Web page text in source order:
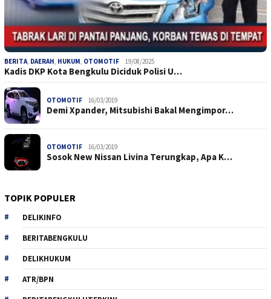
BERITA, DAERAH, HUKUM, OTOMOTIF 19/08/2025
Kadis DKP Kota Bengkulu Diciduk Polisi U…
OTOMOTIF 16/03/2019
Demi Xpander, Mitsubishi Bakal Mengimpor…
OTOMOTIF 16/03/2019
Sosok New Nissan Livina Terungkap, Apa K…
TOPIK POPULER
DELIKINFO
BERITABENGKULU
DELIKHUKUM
ATR/BPN